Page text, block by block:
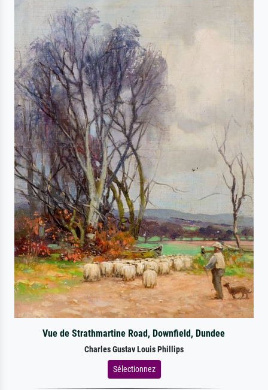
Vue de Strathmartine Road, Downfield, Dundee
Charles Gustav Louis Phillips
Sélectionnez